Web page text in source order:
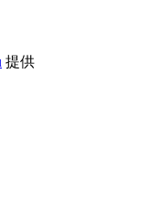
提供